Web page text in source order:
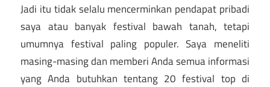
Jadi itu tidak selalu mencerminkan pendapat pribadi
saya atau banyak festival bawah tanah, tetapi
umumnya festival paling populer. Saya meneliti
masing-masing dan memberi Anda semua informasi
yang Anda butuhkan tentang 20 festival top di